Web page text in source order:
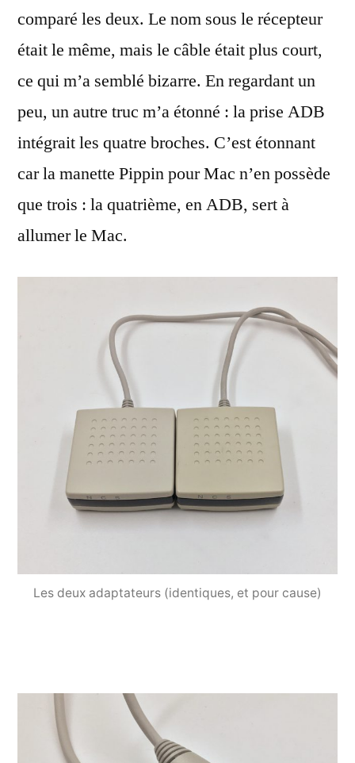
comparé les deux. Le nom sous le récepteur
était le même, mais le câble était plus court,
ce qui m’a semblé bizarre. En regardant un
peu, un autre truc m’a étonné : la prise ADB
intégrait les quatre broches. C’est étonnant
car la manette Pippin pour Mac n’en possède
que trois : la quatrième, en ADB, sert à
allumer le Mac.
Les deux adaptateurs (identiques, et pour cause)